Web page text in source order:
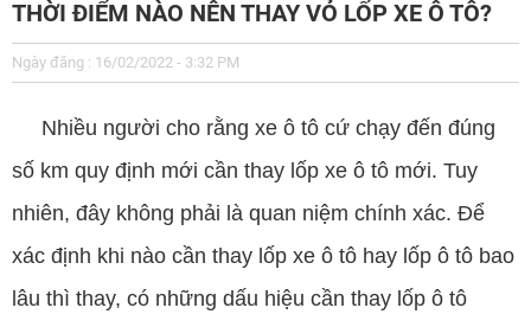
THỜI ĐIỂM NÀO NÊN THAY VỎ LỐP XE Ô TÔ?
Ngày đăng : 16/02/2022 - 3:32 PM
Nhiều người cho rằng xe ô tô cứ chạy đến đúng
số km quy định mới cần thay lốp xe ô tô mới. Tuy
nhiên, đây không phải là quan niệm chính xác. Để
xác định khi nào cần thay lốp xe ô tô hay lốp ô tô bao
lâu thì thay, có những dấu hiệu cần thay lốp ô tô